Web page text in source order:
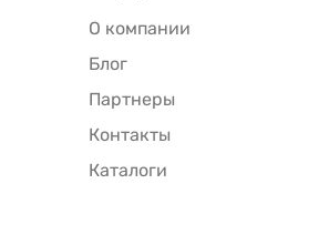
О компании
Блог
Партнеры
Контакты
Каталоги